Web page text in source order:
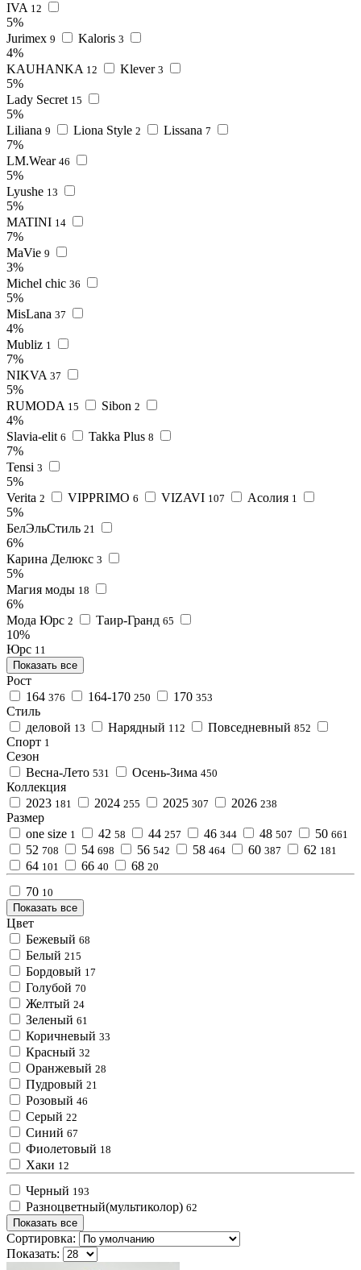
IVA 12
5%
Jurimex 9 Kaloris 3
4%
KAUHANKA 12 Klever 3
5%
Lady Secret 15
5%
Liliana 9 Liona Style 2 Lissana 7
7%
LM.Wear 46
5%
Lyushe 13
5%
MATINI 14
7%
MaVie 9
3%
Michel chic 36
5%
MisLana 37
4%
Mubliz 1
7%
NIKVA 37
5%
RUMODA 15 Sibon 2
4%
Slavia-elit 6 Takka Plus 8
7%
Tensi 3
5%
Verita 2 VIPPRIMО 6 VIZAVI 107 Асолия 1
5%
БелЭльСтиль 21
6%
Карина Делюкс 3
5%
Магия моды 18
6%
Мода Юрс 2 Таир-Гранд 65
10%
Юрс 11
Показать все
Рост
164 376 164-170 250 170 353
Стиль
деловой 13 Нарядный 112 Повседневный 852
Спорт 1
Сезон
Весна-Лето 531 Осень-Зима 450
Коллекция
2023 181 2024 255 2025 307 2026 238
Размер
one size 1 42 58 44 257 46 344 48 507 50 661
52 708 54 698 56 542 58 464 60 387 62 181
64 101 66 40 68 20
70 10
Показать все
Цвет
Бежевый 68
Белый 215
Бордовый 17
Голубой 70
Желтый 24
Зеленый 61
Коричневый 33
Красный 32
Оранжевый 28
Пудровый 21
Розовый 46
Серый 22
Синий 67
Фиолетовый 18
Хаки 12
Черный 193
Разноцветный(мультиколор) 62
Показать все
Сортировка:
Показать: